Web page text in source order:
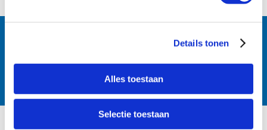
Details tonen
Alles toestaan
Selectie toestaan